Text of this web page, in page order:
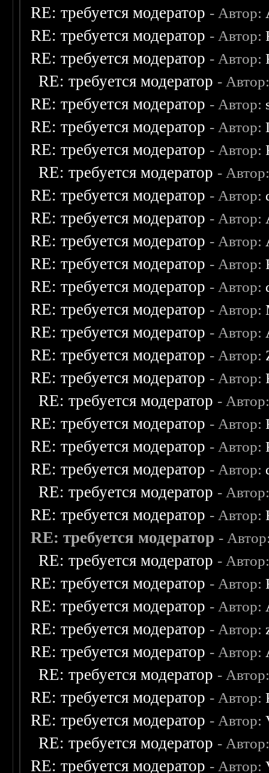
RE: требуется модератор - Автор:
RE: требуется модератор - Автор:
RE: требуется модератор - Автор:
RE: требуется модератор -
RE: требуется модератор - Автор:
RE: требуется модератор - Автор:
RE: требуется модератор - Автор:
RE: требуется модератор -
RE: требуется модератор - Автор:
RE: требуется модератор - Автор:
RE: требуется модератор - Автор:
RE: требуется модератор - Автор:
RE: требуется модератор - Автор:
RE: требуется модератор - Автор:
RE: требуется модератор - Автор:
RE: требуется модератор - Автор:
RE: требуется модератор - Автор:
RE: требуется модератор -
RE: требуется модератор - Автор:
RE: требуется модератор - Автор:
RE: требуется модератор - Автор:
RE: требуется модератор -
RE: требуется модератор - Автор:
RE: требуется модератор -
RE: требуется модератор -
RE: требуется модератор - Автор:
RE: требуется модератор - Автор:
RE: требуется модератор - Автор:
RE: требуется модератор - Автор:
RE: требуется модератор -
RE: требуется модератор - Автор:
RE: требуется модератор - Автор:
RE: требуется модератор -
RE: требуется модератор - Автор: